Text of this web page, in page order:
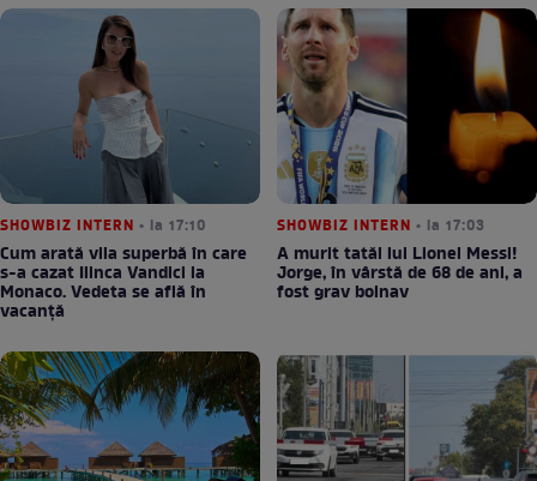
SHOWBIZ INTERN • la 17:10
Cum arată vila superbă în care
s-a cazat Ilinca Vandici la
Monaco. Vedeta se află în
vacanță
SHOWBIZ INTERN • la 17:03
A murit tatăl lui Lionel Messi!
Jorge, în vârstă de 68 de ani, a
fost grav bolnav